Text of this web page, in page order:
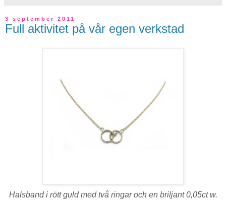
3 september 2011
Full aktivitet på vår egen verkstad
Halsband i rött guld med två ringar och en briljant 0,05ct w.